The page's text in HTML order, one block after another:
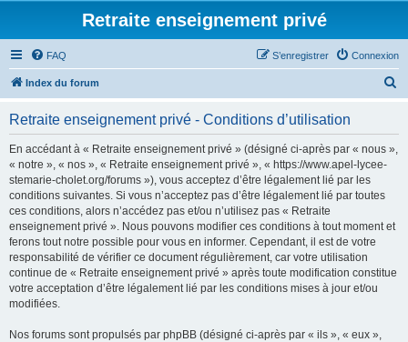
Retraite enseignement privé
FAQ Connexion
S’enregistrer
Index du forum
Retraite enseignement privé - Conditions d’utilisation
En accédant à « Retraite enseignement privé » (désigné ci-après par « nous »,
« notre », « nos », « Retraite enseignement privé », « https://www.apel-lycee-
stemarie-cholet.org/forums »), vous acceptez d’être légalement lié par les
conditions suivantes. Si vous n’acceptez pas d’être légalement lié par toutes
ces conditions, alors n’accédez pas et/ou n’utilisez pas « Retraite
enseignement privé ». Nous pouvons modifier ces conditions à tout moment et
ferons tout notre possible pour vous en informer. Cependant, il est de votre
responsabilité de vérifier ce document régulièrement, car votre utilisation
continue de « Retraite enseignement privé » après toute modification constitue
votre acceptation d’être légalement lié par les conditions mises à jour et/ou
modifiées.
Nos forums sont propulsés par phpBB (désigné ci-après par « ils », « eux »,